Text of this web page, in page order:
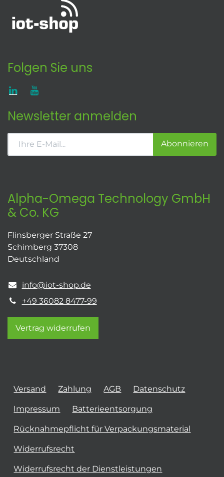
Folgen Sie uns
Newsletter anmelden
Abonnieren
Alpha-Omega Technology GmbH
& Co. KG
Flinsberger Straße 27
Schimberg 37308
Deutschland
info@iot-shop.de
+49 36082 8477-99
Vertrag widerrufen
Versand Zahlung AGB Datenschutz
Impressum Batterieentsorgung
Rücknahmepflicht für Verpackungsmaterial
Widerrufsrecht
Widerrufsrecht der Dienstleistungen